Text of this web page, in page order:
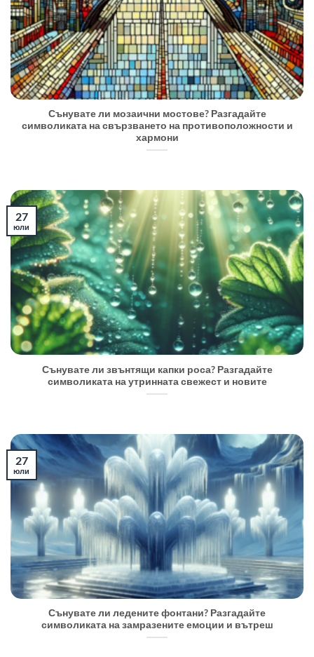
Сънувате ли мозаични мостове? Разгадайте
символиката на свързването на противоположности и
хармони
Сънувате ли звънтящи капки роса? Разгадайте
символиката на утринната свежест и новите
27
юли
Сънувате ли ледените фонтани? Разгадайте
символиката на замразените емоции и вътреш
27
юли